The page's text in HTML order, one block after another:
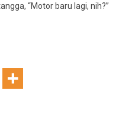
“Motor baru lagi, nih?”